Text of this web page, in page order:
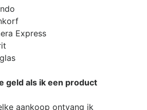
Express
geld als ik een product
aankoop ontvang ik